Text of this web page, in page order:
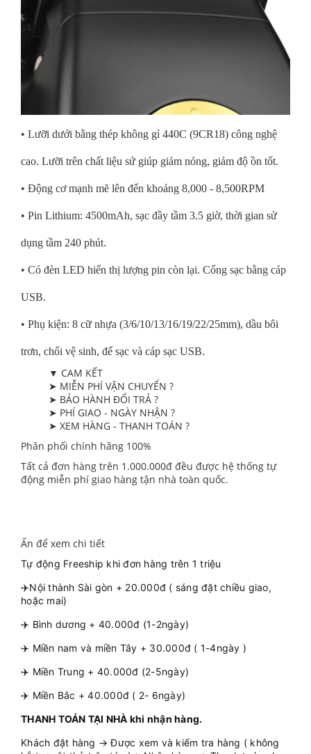
• Lưỡi dưới bằng thép không gỉ 440C (9CR18) công nghệ
cao. Lưỡi trên chất liệu sứ giúp giảm nóng, giảm độ ồn tốt.
• Động cơ mạnh mẽ lên đến khoảng 8,000 - 8,500RPM
• Pin Lithium: 4500mAh, sạc đầy tầm 3.5 giờ, thời gian sử
dụng tầm 240 phút.
• Có đèn LED hiển thị lượng pin còn lại. Cổng sạc bằng cáp
USB.
• Phụ kiện: 8 cữ nhựa (3/6/10/13/16/19/22/25mm), dầu bôi
trơn, chổi vệ sinh, đế sạc và cáp sạc USB.
▼ CAM KẾT
➤ MIỄN PHÍ VẬN CHUYỂN ?
➤ BẢO HÀNH ĐỔI TRẢ ?
➤ PHÍ GIAO - NGÀY NHẬN ?
➤ XEM HÀNG - THANH TOÁN ?
Phân phối chính hãng 100%
Tất cả đơn hàng trên 1.000.000đ đều được hệ thống tự
động miễn phí giao hàng tận nhà toàn quốc.
Ấn để xem chi tiết
Tự động Freeship khi đơn hàng trên 1 triệu
✈️Nội thành Sài gòn + 20.000đ ( sáng đặt chiều giao,
hoặc mai)
✈️ Bình dương + 40.000đ (1-2ngày)
✈️ Miền nam và miền Tây + 30.000đ ( 1-4ngày )
✈️ Miền Trung + 40.000đ (2-5ngày)
✈️ Miền Bắc + 40.000đ ( 2- 6ngày)
THANH TOÁN TẠI NHÀ khi nhận hàng.
Khách đặt hàng → Được xem và kiểm tra hàng ( không